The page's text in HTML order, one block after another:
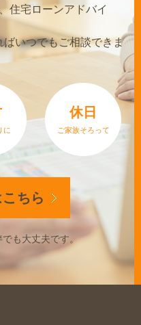
住宅ローンアドバイ
いつでもご相談できま
に
休日
ご家族そろって
こちら
でも大丈夫です。